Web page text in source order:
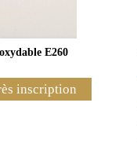
E260
inscription